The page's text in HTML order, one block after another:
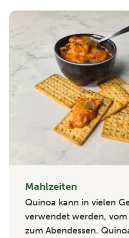
Mahlzeiten
Quinoa kann in vielen
verwendet werden, vom
zum Abendessen.